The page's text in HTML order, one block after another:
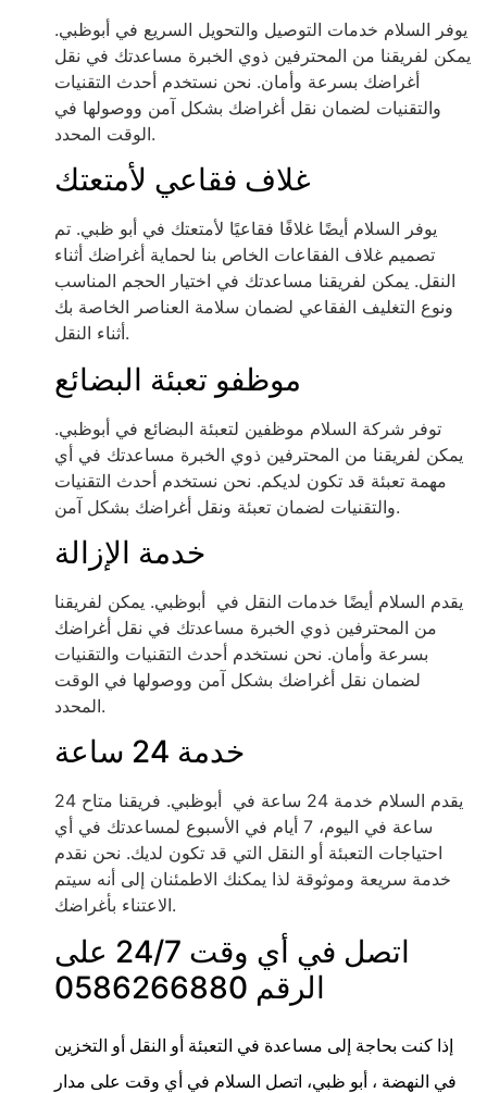
يوفر السلام خدمات التوصيل والتحويل السريع في أبوظبي.
يمكن لفريقنا من المحترفين ذوي الخبرة مساعدتك في نقل
أغراضك بسرعة وأمان. نحن نستخدم أحدث التقنيات
والتقنيات لضمان نقل أغراضك بشكل آمن ووصولها في
الوقت المحدد.
غلاف فقاعي لأمتعتك
يوفر السلام أيضًا غلافًا فقاعيًا لأمتعتك في أبو ظبي. تم
تصميم غلاف الفقاعات الخاص بنا لحماية أغراضك أثناء
النقل. يمكن لفريقنا مساعدتك في اختيار الحجم المناسب
ونوع التغليف الفقاعي لضمان سلامة العناصر الخاصة بك
أثناء النقل.
موظفو تعبئة البضائع
توفر شركة السلام موظفين لتعبئة البضائع في أبوظبي.
يمكن لفريقنا من المحترفين ذوي الخبرة مساعدتك في أي
مهمة تعبئة قد تكون لديكم. نحن نستخدم أحدث التقنيات
والتقنيات لضمان تعبئة ونقل أغراضك بشكل آمن.
خدمة الإزالة
يقدم السلام أيضًا خدمات النقل في أبوظبي. يمكن لفريقنا
من المحترفين ذوي الخبرة مساعدتك في نقل أغراضك
بسرعة وأمان. نحن نستخدم أحدث التقنيات والتقنيات
لضمان نقل أغراضك بشكل آمن ووصولها في الوقت
المحدد.
خدمة 24 ساعة
يقدم السلام خدمة 24 ساعة في أبوظبي. فريقنا متاح 24
ساعة في اليوم، 7 أيام في الأسبوع لمساعدتك في أي
احتياجات التعبئة أو النقل التي قد تكون لديك. نحن نقدم
خدمة سريعة وموثوقة لذا يمكنك الاطمئنان إلى أنه سيتم
الاعتناء بأغراضك.
اتصل في أي وقت 24/7 على
الرقم 0586266880
إذا كنت بحاجة إلى مساعدة في التعبئة أو النقل أو التخزين
في النهضة ، أبو ظبي، اتصل السلام في أي وقت على مدار